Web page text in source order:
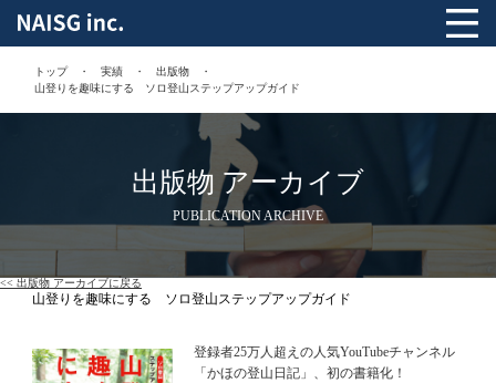
トップ 実績
出版物
山登りを趣味にする ソロ登山ステップアップガイド
出版物 アーカイブ
PUBLICATION ARCHIVE
<< 出版物 アーカイブに戻る
山登りを趣味にする ソロ登山ステップアップガイド
登録者25万人超えの人気YouTubeチャンネル
「かほの登山日記」、初の書籍化！